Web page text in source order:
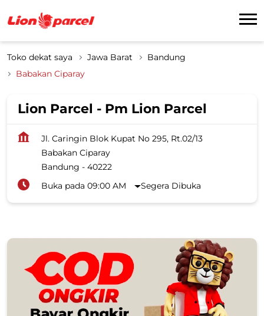
Toko dekat saya Jawa Barat
Bandung
Babakan Ciparay
Lion Parcel - Pm Lion Parcel
Jl. Caringin Blok Kupat No 295, Rt.02/13
Babakan Ciparay
Bandung - 40222
Buka pada 09:00 AM
Segera Dibuka